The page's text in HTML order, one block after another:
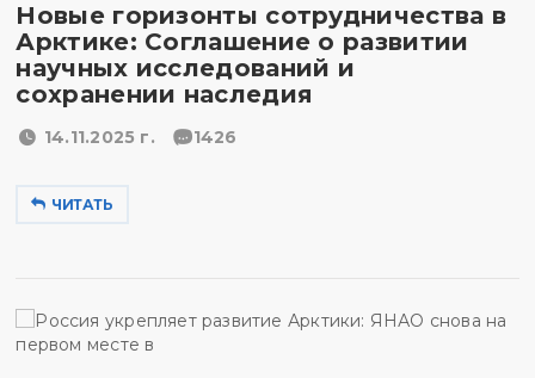
Новые горизонты сотрудничества в
Арктике: Соглашение о развитии
научных исследований и
сохранении наследия
14.11.2025 г. 1426
ЧИТАТЬ